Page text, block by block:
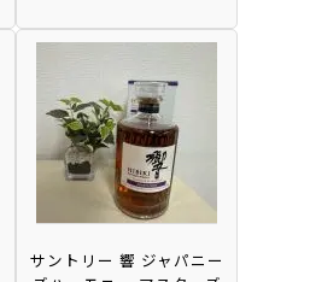
サントリー 響 ジャパニー